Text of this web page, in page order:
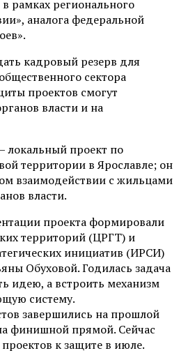
рамках регионального
аналога федеральной
кадровый резерв для
сектора
проектов смогут
власти и на
локальный проект по
территории в Ярославле; он
взаимодействии с жильцами
власти.
проекта формировали
территорий (ЦРГТ) и
инициатив (ИРСИ)
Обуховой. Годилась задача
идею, а встроить механизм
систему.
завершились на прошлой
финишной прямой. Сейчас
к защите в июле.